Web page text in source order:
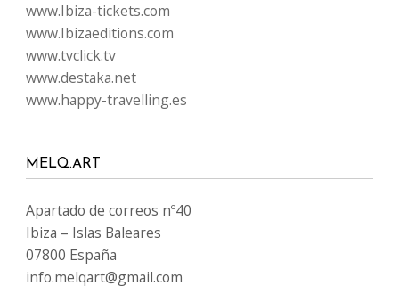
www.Ibiza-tickets.com
www.Ibizaeditions.com
www.tvclick.tv
www.destaka.net
www.happy-travelling.es
MELQ.ART
Apartado de correos nº40
Ibiza – Islas Baleares
07800 España
info.melqart@gmail.com